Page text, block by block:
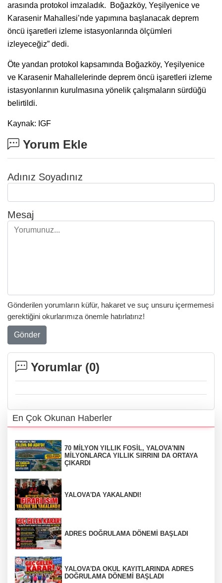
arasında protokol imzaladık. Boğazköy, Yeşilyenice ve
Karasenir Mahallesi’nde yapımına başlanacak deprem
öncü işaretleri izleme istasyonlarında ölçümleri
izleyeceğiz” dedi.
Öte yandan protokol kapsamında Boğazköy, Yeşilyenice
ve Karasenir Mahallelerinde deprem öncü işaretleri izleme
istasyonlarının kurulmasına yönelik çalışmaların sürdüğü
belirtildi.
Kaynak: IGF
Yorum Ekle
Adınız Soyadınız
Mesaj
Gönderilen yorumların küfür, hakaret ve suç unsuru içermemesi
gerektiğini okurlarımıza önemle hatırlatırız!
Gönder
Yorumlar (0)
En Çok Okunan Haberler
70 MİLYON YILLIK FOSİL, YALOVA'NIN
MİLYONLARCA YILLIK SIRRINI DA ORTAYA
ÇIKARDI
YALOVA'DA YAKALANDI!
ADRES DOĞRULAMA DÖNEMİ BAŞLADI
YALOVA'DA OKUL KAYITLARINDA ADRES
DOĞRULAMA DÖNEMİ BAŞLADI